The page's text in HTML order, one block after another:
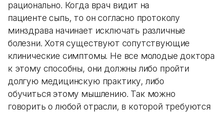
рационально. Когда врач видит на
пациенте сыпь, то он согласно протоколу
минздрава начинает исключать различные
болезни. Хотя существуют сопутствующие
клинические симптомы. Не все молодые доктора
к этому способны, они должны либо пройти
долгую медицинскую практику, либо
обучиться этому мышлению. Так можно
говорить о любой отрасли, в которой требуются